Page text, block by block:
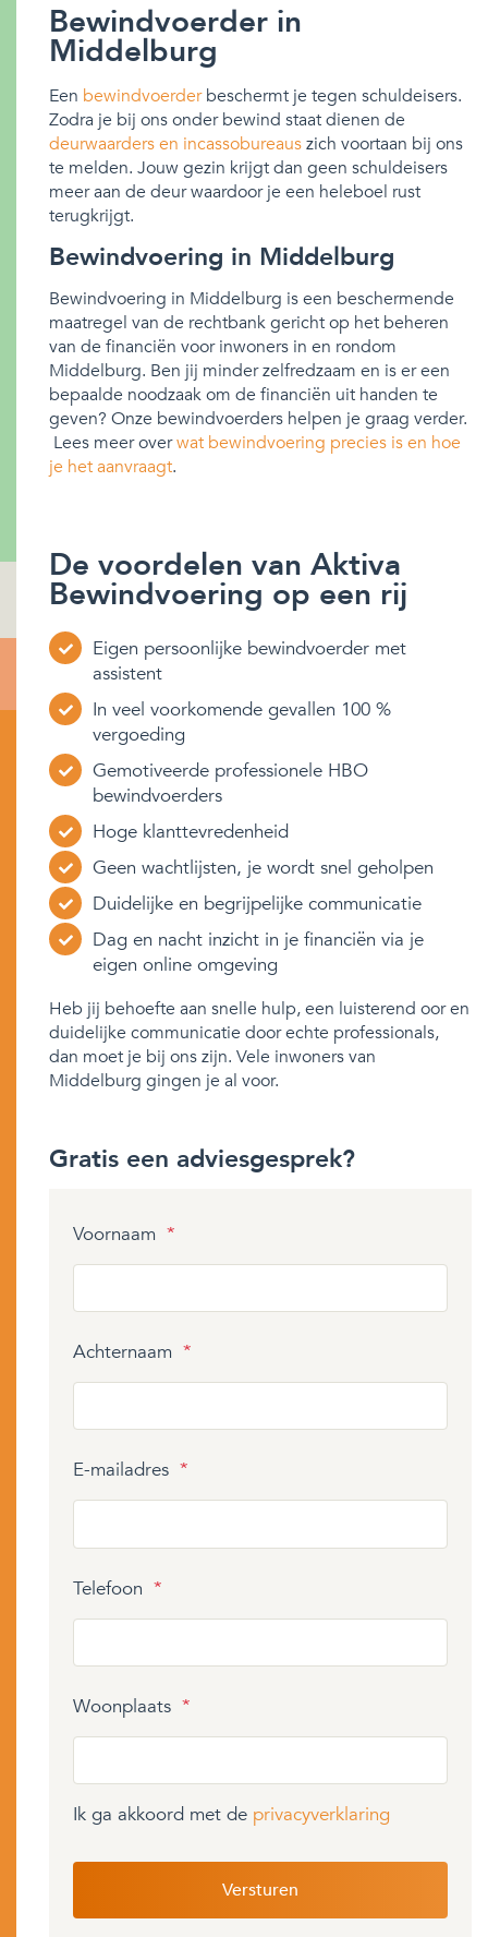
Bewindvoerder in
Middelburg
Een bewindvoerderbeschermt je tegen schuldeisers.
Zodra je bij ons onder bewind staat dienen de
deurwaarders en incassobureauszich voortaan bij ons
te melden. Jouw gezin krijgt dan geen schuldeisers
meer aan de deur waardoor je een heleboel rust
terugkrijgt.
Bewindvoering in Middelburg
Bewindvoering in Middelburg is een beschermende
maatregel van de rechtbank gericht op het beheren
van de financiën voor inwoners in en rondom
Middelburg. Ben jij minder zelfredzaam en is er een
bepaalde noodzaak om de financiën uit handen te
geven? Onze bewindvoerders helpen je graag verder.
Lees meer overwat bewindvoering precies is en hoe
je het aanvraagt.
De voordelen van Aktiva
Bewindvoering op een rij
Eigen persoonlijke bewindvoerder met
assistent
In veel voorkomende gevallen 100 %
vergoeding
Gemotiveerde professionele HBO
bewindvoerders
Hoge klanttevredenheid
Geen wachtlijsten, je wordt snel geholpen
Duidelijke en begrijpelijke communicatie
Dag en nacht inzicht in je financiën via je
eigen online omgeving
Heb jij behoefte aan snelle hulp, een luisterend oor en
duidelijke communicatie door echte professionals,
dan moet je bij ons zijn. Vele inwoners van
Middelburg gingen je al voor.
Gratis een adviesgesprek?
Voornaam *
Achternaam *
E-mailadres *
Telefoon *
Woonplaats *
Ik ga akkoord met de privacyverklaring